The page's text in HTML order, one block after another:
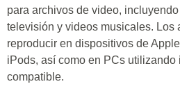
para archivos de video,
televisión y videos musicales. Los
reproducir en dispositivos de
iPods, así como en PCs utilizando
compatible.